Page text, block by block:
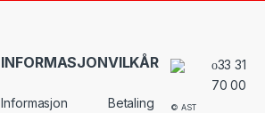
INFORMASJON
Informasjon
VILKÅR
Betaling
© AST
33 31
70 00